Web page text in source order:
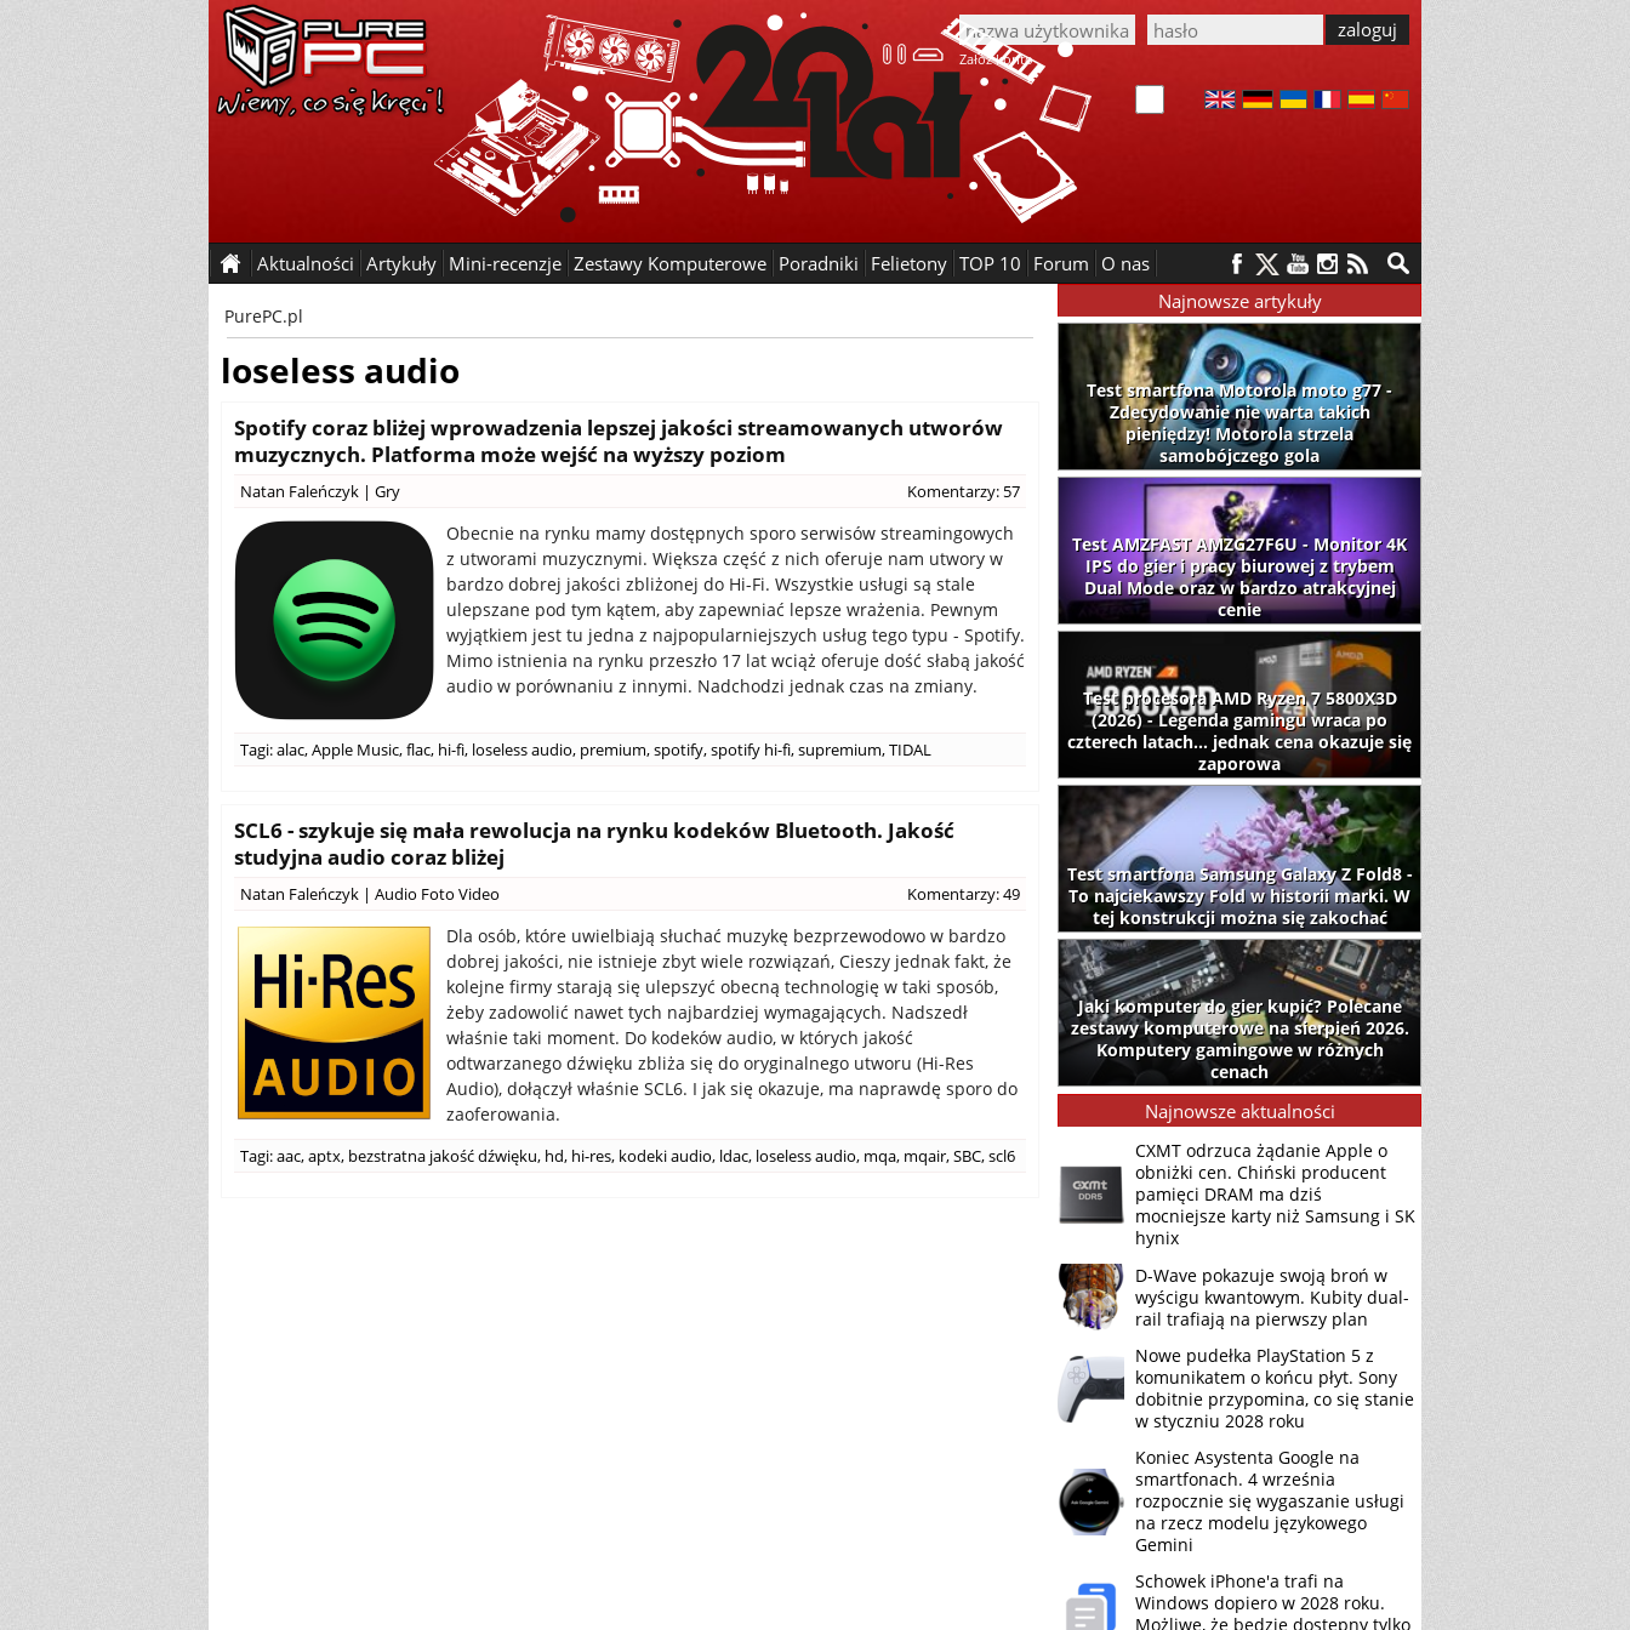
Załóż konto
Aktualności Artykuły Mini-recenzje Zestawy Komputerowe Poradniki Felietony TOP 10 Forum O nas
PurePC.pl
loseless audio
Spotify coraz bliżej wprowadzenia lepszej jakości streamowanych utworów
muzycznych. Platforma może wejść na wyższy poziom
Natan Faleńczyk | Gry Komentarzy: 57
Obecnie na rynku mamy dostępnych sporo serwisów streamingowych
z utworami muzycznymi. Większa część z nich oferuje nam utwory w
bardzo dobrej jakości zbliżonej do Hi-Fi. Wszystkie usługi są stale
ulepszane pod tym kątem, aby zapewniać lepsze wrażenia. Pewnym
wyjątkiem jest tu jedna z najpopularniejszych usług tego typu - Spotify.
Mimo istnienia na rynku przeszło 17 lat wciąż oferuje dość słabą jakość
audio w porównaniu z innymi. Nadchodzi jednak czas na zmiany.
Tagi:alac,Apple Music,flac, hi-fi, loseless audio, premium,spotify,spotify hi-fi,supremium,TIDAL
SCL6 - szykuje się mała rewolucja na rynku kodeków Bluetooth. Jakość
studyjna audio coraz bliżej
Natan Faleńczyk | Audio Foto Video Komentarzy: 49
Dla osób, które uwielbiają słuchać muzykę bezprzewodowo w bardzo
dobrej jakości, nie istnieje zbyt wiele rozwiązań, Cieszy jednak fakt, że
kolejne firmy starają się ulepszyć obecną technologię w taki sposób,
żeby zadowolić nawet tych najbardziej wymagających. Nadszedł
właśnie taki moment. Do kodeków audio, w których jakość
odtwarzanego dźwięku zbliża się do oryginalnego utworu (Hi-Res
Audio), dołączył właśnie SCL6. I jak się okazuje, ma naprawdę sporo do
zaoferowania.
Tagi:aac,aptx, bezstratna jakość dźwięku, hd, hi-res, kodeki audio, ldac, loseless audio, mqa, mqair,SBC,scl6
Najnowsze artykuły
Test smartfona Motorola moto g77 -
Zdecydowanie nie warta takich
pieniędzy! Motorola strzela
samobójczego gola
Test AMZFAST AMZG27F6U - Monitor 4K
IPS do gier i pracy biurowej z trybem
Dual Mode oraz w bardzo atrakcyjnej
cenie
Test procesora AMD Ryzen 7 5800X3D
(2026) - Legenda gamingu wraca po
czterech latach... jednak cena okazuje się
zaporowa
Test smartfona Samsung Galaxy Z Fold8 -
To najciekawszy Fold w historii marki. W
tej konstrukcji można się zakochać
Jaki komputer do gier kupić? Polecane
zestawy komputerowe na sierpień 2026.
Komputery gamingowe w różnych
cenach
Najnowsze aktualności
CXMT odrzuca żądanie Apple o
obniżki cen. Chiński producent
pamięci DRAM ma dziś
mocniejsze karty niż Samsung i SK
hynix
D-Wave pokazuje swoją broń w
wyścigu kwantowym. Kubity dual-
rail trafiają na pierwszy plan
Nowe pudełka PlayStation 5 z
komunikatem o końcu płyt. Sony
dobitnie przypomina, co się stanie
w styczniu 2028 roku
Koniec Asystenta Google na
smartfonach. 4 września
rozpocznie się wygaszanie usługi
na rzecz modelu językowego
Gemini
Schowek iPhone'a trafi na
Windows dopiero w 2028 roku.
Możliwe, że będzie dostępny tylko